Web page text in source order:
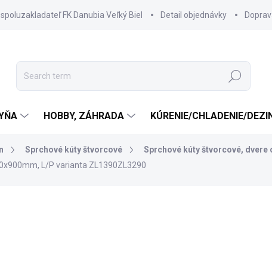
FK Danubia Veľký Biel Detail objednávky
Search
HOBBY, ZÁHRADA KÚRENIE/CHLADENIE/
Sprchové kúty štvorcové
Sprchové kúty štvorcové, dvere
L/P varianta ZL1390ZL3290